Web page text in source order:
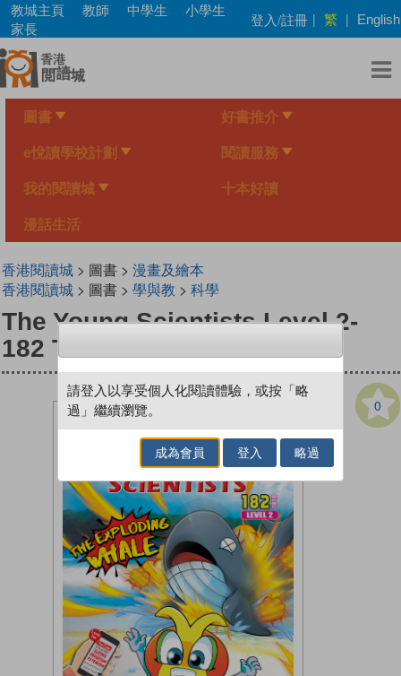
Skip
main
content
教城主頁 教師 中學生
小學生
家長
登入/註冊 | 繁 | English
圖書 好書推介
e悅讀學校計劃 閱讀服務
我的閱讀城 十本好讀
漫話生活
香港閱讀城> 圖書 > 漫畫及繪本
香港閱讀城> 圖書 > 學與教 > 科學
The Young Scientists Level 2-
182 The Exploding Whale
0
請登入以享受個人化閱讀體驗，或按「略
過」繼續瀏覽。
成為會員 登入 略過